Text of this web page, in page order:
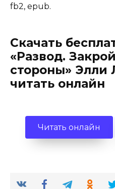
fb2, epub.
Скачать
«Развод.
стороны» Элли
читать онлайн
Читать онлайн